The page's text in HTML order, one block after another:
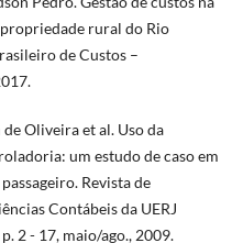
rural do Rio
de Custos –
Oliveira et al. Uso da
um estudo de caso em
Revista de
Contábeis da UERJ
2 - 17, maio/ago., 2009.